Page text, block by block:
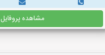
مشاهده پروفایل